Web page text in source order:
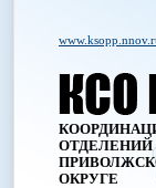
ОТДЕЛЕНИЙ
ОКРУГЕ